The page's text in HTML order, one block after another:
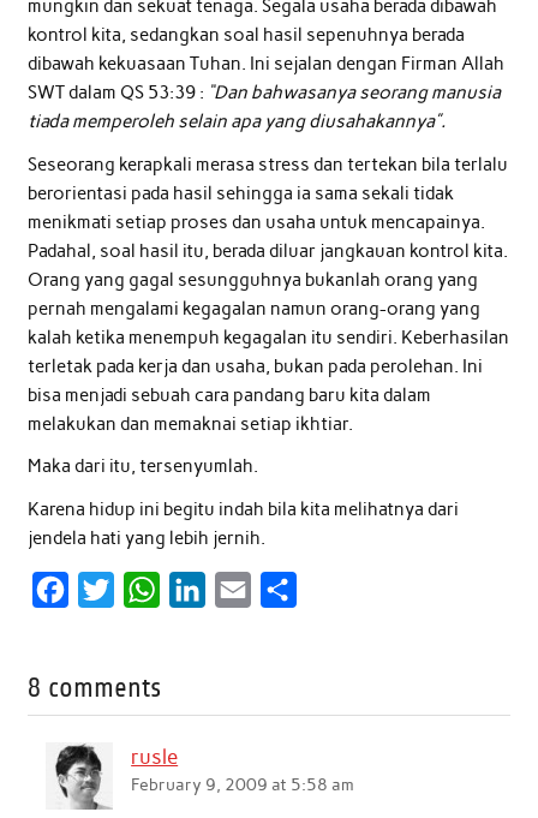
mungkin dan sekuat tenaga. Segala usaha berada dibawah
kontrol kita, sedangkan soal hasil sepenuhnya berada
dibawah kekuasaan Tuhan. Ini sejalan dengan Firman Allah
SWT dalam QS 53:39 : “Dan bahwasanya seorang manusia
tiada memperoleh selain apa yang diusahakannya”.
Seseorang kerapkali merasa stress dan tertekan bila terlalu
berorientasi pada hasil sehingga ia sama sekali tidak
menikmati setiap proses dan usaha untuk mencapainya.
Padahal, soal hasil itu, berada diluar jangkauan kontrol kita.
Orang yang gagal sesungguhnya bukanlah orang yang
pernah mengalami kegagalan namun orang-orang yang
kalah ketika menempuh kegagalan itu sendiri. Keberhasilan
terletak pada kerja dan usaha, bukan pada perolehan. Ini
bisa menjadi sebuah cara pandang baru kita dalam
melakukan dan memaknai setiap ikhtiar.
Maka dari itu, tersenyumlah.
Karena hidup ini begitu indah bila kita melihatnya dari
jendela hati yang lebih jernih.
e
o
o
t
W
t
A
8 comments
rusle
February 9, 2009 at 5:58 am